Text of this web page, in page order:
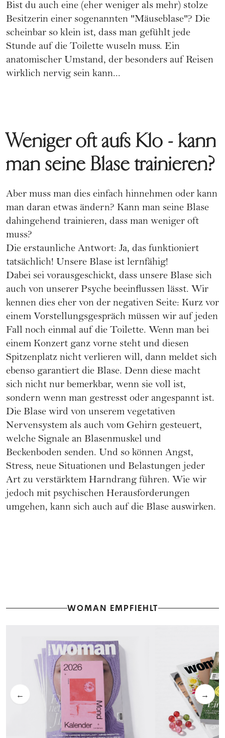
Bist du auch eine (eher weniger als mehr) stolze
Besitzerin einer sogenannten "Mäuseblase"? Die
scheinbar so klein ist, dass man gefühlt jede
Stunde auf die Toilette wuseln muss. Ein
anatomischer Umstand, der besonders auf Reisen
wirklich nervig sein kann...
Weniger oft aufs Klo - kann
man seine Blase trainieren?
Aber muss man dies einfach hinnehmen oder kann
man daran etwas ändern? Kann man seine Blase
dahingehend trainieren, dass man weniger oft
muss?
Die erstaunliche Antwort: Ja, das funktioniert
tatsächlich! Unsere Blase ist lernfähig!
Dabei sei vorausgeschickt, dass unsere Blase sich
auch von unserer Psyche beeinflussen lässt. Wir
kennen dies eher von der negativen Seite: Kurz vor
einem Vorstellungsgespräch müssen wir auf jeden
Fall noch einmal auf die Toilette. Wenn man bei
einem Konzert ganz vorne steht und diesen
Spitzenplatz nicht verlieren will, dann meldet sich
ebenso garantiert die Blase. Denn diese macht
sich nicht nur bemerkbar, wenn sie voll ist,
sondern wenn man gestresst oder angespannt ist.
Die Blase wird von unserem vegetativen
Nervensystem als auch vom Gehirn gesteuert,
welche Signale an Blasenmuskel und
Beckenboden senden. Und so können Angst,
Stress, neue Situationen und Belastungen jeder
Art zu verstärktem Harndrang führen. Wie wir
jedoch mit psychischen Herausforderungen
umgehen, kann sich auch auf die Blase auswirken.
WOMAN EMPFIEHLT
← →